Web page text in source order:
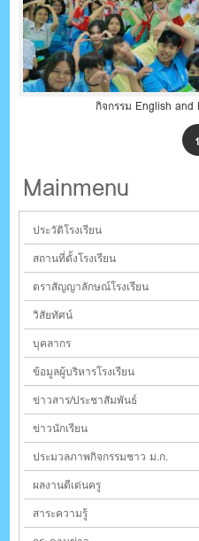
กิจกรรม English and
1
Mainmenu
ประวัติโรงเรียน
สถานที่ตั้งโรงเรียน
ตราสัญญาลักษณ์โรงเรียน
วิสัยทัศน์
บุคลากร
ข้อมูลผู้บริหารโรงเรียน
ข่าวสาร/ประชาสัมพันธ์
ข่าวนักเรียน
ประมวลภาพกิจกรรมชาว ม.ก.
ผลงานดีเด่นครู
สาระความรู้